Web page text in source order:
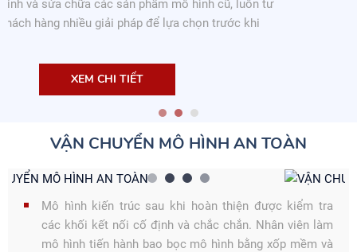
VẬN CHUYỂN MÔ HÌNH AN TOÀN
Mô hình kiến trúc sau khi hoàn thiện được kiểm tra
các khối kết nối cố định và chắc chắn. Nhân viên làm
mô hình tiến hành bao bọc mô hình bằng xốp mềm và